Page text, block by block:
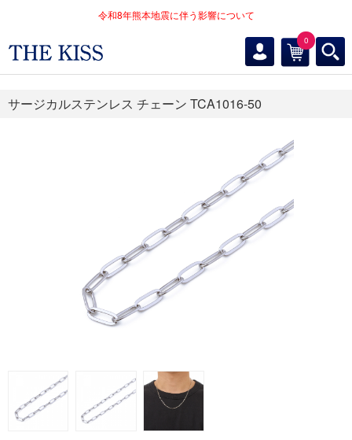
令和8年熊本地震に伴う影響について
0
サージカルステンレス チェーン TCA1016-50